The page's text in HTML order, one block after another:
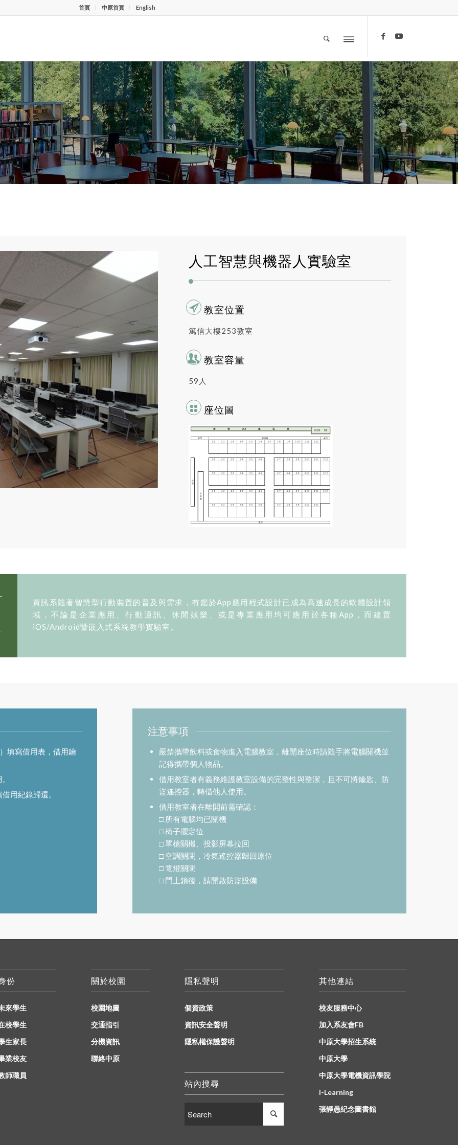
首頁 中原首頁 English
人工智慧與機器人實驗室
教室位置
篤信大樓253教室
教室容量
59人
座位圖
資訊系隨著智慧型行動裝置的普及與需求，有鑑於App應用程式設計已成為高速成長的軟體設計領
域，不論是企業應用、行動通訊、休閒娛樂、或是專業應用均可應用於各種App，而建置
iOS/Android暨嵌入式系統教學實驗室。
填寫借用表，借用鑰
用紀錄歸還。
注意事項
嚴禁攜帶飲料或食物進入電腦教室，離開座位時請隨手將電腦關機並
記得攜帶個人物品。
借用教室者有義務維護教室設備的完整性與整潔，且不可將鑰匙、防
盜遙控器，轉借他人使用。
借用教室者在離開前需確認：
□ 所有電腦均已關機
□ 椅子擺定位
□ 單槍關機、投影屏幕拉回
□ 空調關閉，冷氣遙控器歸回原位
□ 電燈關閉
□ 門上鎖後，請開啟防盜設備
份
來學生
校學生
生家長
業校友
師職員
關於校園
校園地圖
交通指引
分機資訊
聯絡中原
隱私聲明
個資政策
資訊安全聲明
隱私權保護聲明
站內搜尋
其他連結
校友服務中心
加入系友會FB
中原大學招生系統
中原大學
中原大學電機資訊學院
i-Learning
張靜愚紀念圖書館